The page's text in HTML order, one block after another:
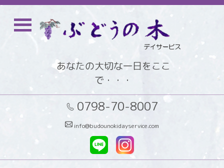
あなたの大切な一日をここ
で・・・
0798-70-8007
info@budounokidayservice.com